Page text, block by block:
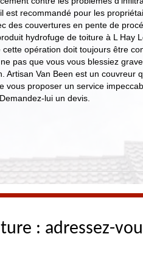
est recommandé pour les
des couvertures en pente de
hydrofuge de toiture à L Hay
cette opération doit toujours être
pas que vous vous blessiez
Artisan Van Been est un couvreur
vous proposer un service
lui un devis.
: adressez-